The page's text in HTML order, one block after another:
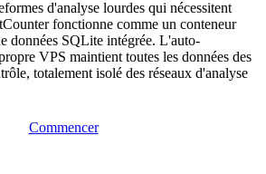
d'analyse lourdes qui nécessitent
fonctionne comme un conteneur
données SQLite intégrée. L'auto-
VPS maintient toutes les données des
totalement isolé des réseaux d'analyse
Commencer